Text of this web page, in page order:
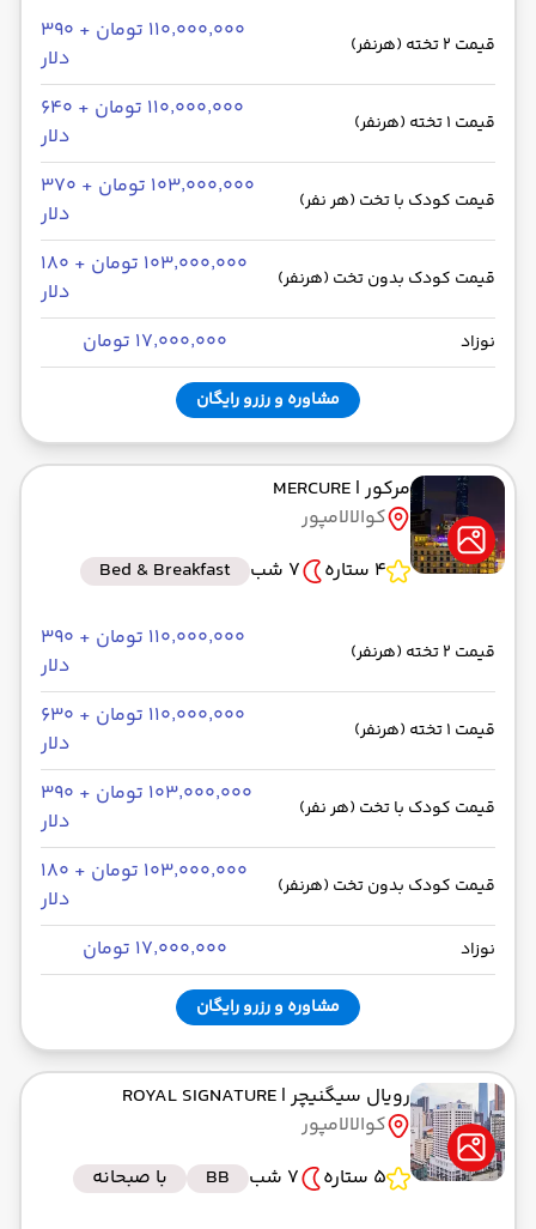
قیمت 2 تخته (هرنفر)
۱۱۰٬۰۰۰٬۰۰۰ تومان + ۳۹۰
دلار
قیمت 1 تخته (هرنفر)
۱۱۰٬۰۰۰٬۰۰۰ تومان + ۶۴۰
دلار
قیمت کودک با تخت (هر نفر)
۱۰۳٬۰۰۰٬۰۰۰ تومان + ۳۷۰
دلار
قیمت کودک بدون تخت (هرنفر)
۱۰۳٬۰۰۰٬۰۰۰ تومان + ۱۸۰
دلار
نوزاد ۱۷٬۰۰۰٬۰۰۰ تومان
مشاوره و رزرو رایگان
مرکور| MERCURE
کوالالامپور
4 ستاره
7 شب Bed & Breakfast
قیمت 2 تخته (هرنفر)
۱۱۰٬۰۰۰٬۰۰۰ تومان + ۳۹۰
دلار
قیمت 1 تخته (هرنفر)
۱۱۰٬۰۰۰٬۰۰۰ تومان + ۶۳۰
دلار
قیمت کودک با تخت (هر نفر)
۱۰۳٬۰۰۰٬۰۰۰ تومان + ۳۹۰
دلار
قیمت کودک بدون تخت (هرنفر)
۱۰۳٬۰۰۰٬۰۰۰ تومان + ۱۸۰
دلار
نوزاد ۱۷٬۰۰۰٬۰۰۰ تومان
مشاوره و رزرو رایگان
رویال سیگنیچر| ROYAL SIGNATURE
کوالالامپور
5 ستاره
7 شب BB با صبحانه